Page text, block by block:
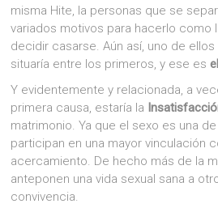
misma Hite, la personas que se
variados motivos para hacerlo como
decidir casarse. Aún así, uno de
situaría entre los primeros, y ese es
Y evidentemente y relacionada, a
primera causa, estaría la
matrimonio. Ya que el sexo es una
participan en una mayor vinculación
acercamiento. De hecho más de la
anteponen una vida sexual sana a
convivencia.